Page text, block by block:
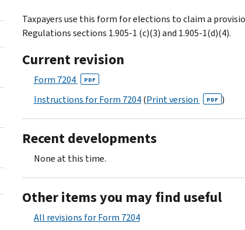
Taxpayers use this form for elections to claim a
Regulations sections 1.905-1 (c)(3) and 1.905-1(d)(4).
Current revision
Form 7204 PDF
Instructions for Form 7204(Print version PDF )
Recent developments
None at this time.
Other items you may find useful
All revisions for Form 7204